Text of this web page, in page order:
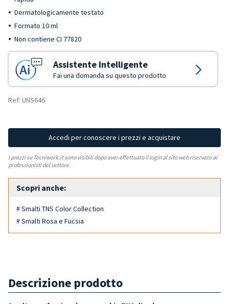
Dermatologicamente testato
Formato 10 ml
Non contiene CI 77820
Assistente Intelligente
Fai una domanda su questo prodotto
Ref: UNS646
Accedi per conoscere i prezzi e acquistare
I prezzi su Tecniwork.it sono visibili dopo aver effettuato il login al sito web riservato ai
professionisti del settore.
Scopri anche:
# Smalti TNS Color Collection
# Smalti Rosa e Fucsia
Descrizione prodotto